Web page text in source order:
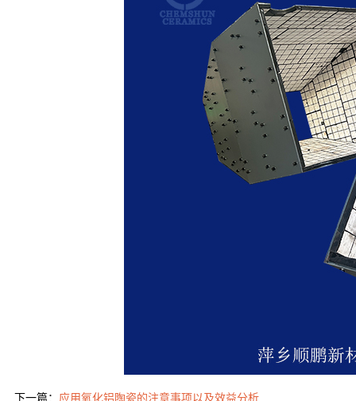
下一篇： 应用氧化铝陶瓷的注意事项以及效益分析